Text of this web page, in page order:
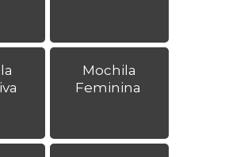
Mochila
Feminina